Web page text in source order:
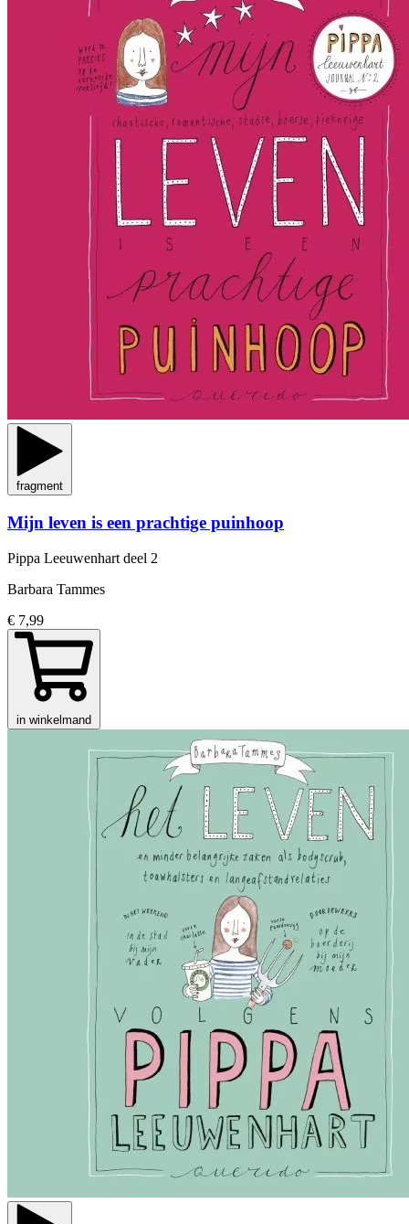
fragment
Mijn leven is een prachtige puinhoop
Pippa Leeuwenhart deel 2
Barbara Tammes
€ 7,99
in winkelmand